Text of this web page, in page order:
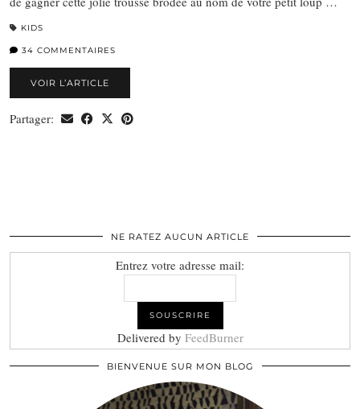
KIDS
34 COMMENTAIRES
VOIR L’ARTICLE
Partager:
NE RATEZ AUCUN ARTICLE
Entrez votre adresse mail:
Delivered by FeedBurner
BIENVENUE SUR MON BLOG